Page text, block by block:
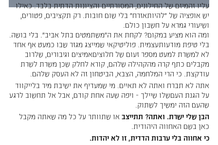
עליו זהמיזם של החילונים, המסורתיים והציונות הדתית בלבד. כאילו
יש אופציה של “להיותאזרח” בלי שום חובות. רק תקציבים, פטורים,
ושיעורי גמרא על חשבון כולם.
ומה הוא מציע במקום? לקחת את ה”משתמטים בתל אביב”. בלי בושה.
בלי טיפת מודעותעצמית. פוליטיקאי שמייצג מגזר שבו כמעט אף אחד
לא למשרת למעט מספר זעום של חלוציםאמיצים וגיבורים, שלרוב
מקבלים כתף קרה מהקהילה שלהם, קורא לחלק שכן משרת לשרת
עודקצת. כי הרי המלחמה, הצבא, הביטחון זה לא העסק שלהם.
אתה לא תברח ואתה לא תאיים. מי שמעדיף את ישיבת מיר בלייקווד
על הגנת העםשלו שיילך - ויפה שעה אחת קודם, אבל אל תחשוב לרגע
שהעם הזה ימשיך לשתוק.
הבן שלי ישרת. ואתה? תתייצבאו שתוותר על כל מה שאתה מקבל
כאן בשם האחווה היהודית.
כי אחווה בלי ערבות הדדית, זו לא יהדות.